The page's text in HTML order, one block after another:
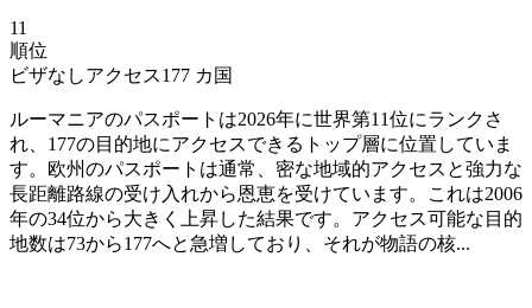
11
順位
ビザなしアクセス177 カ国
ルーマニアのパスポートは2026年に世界第11位にランクさ
れ、177の目的地にアクセスできるトップ層に位置していま
す。欧州のパスポートは通常、密な地域的アクセスと強力な
長距離路線の受け入れから恩恵を受けています。これは2006
年の34位から大きく上昇した結果です。アクセス可能な目的
地数は73から177へと急増しており、それが物語の核...